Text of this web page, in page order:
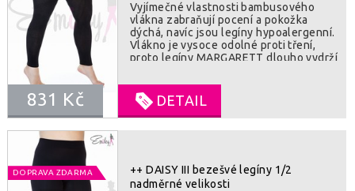
Vyjímečné vlastnosti bambusového
vlákna zabraňují pocení a pokožka
dýchá, navíc jsou legíny hypoalergenní.
Vlákno je vysoce odolné proti tření,
proto legíny MARGARETT dlouho vydrží
na dotyk, proto je nošení punčocháčů
velmi příjemné. Tyto legíny mají jeden
všitý elastický zadní klín, který jejich
majitelce v každé velikosti dopřeje
831 Kč DETAIL
++ DAISY III bezešvé legíny 1/2
nadměrné velikosti
DOPRAVA ZDARMA